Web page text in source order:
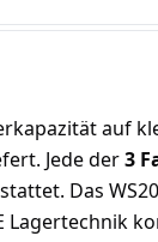
auf
Jede der3
Das
Lagertechnik